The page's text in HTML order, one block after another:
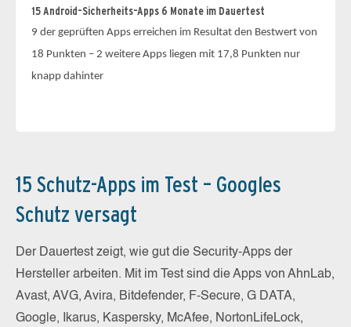
15 Android-Sicherheits-Apps 6 Monate im Dauertest
9 der geprüften Apps erreichen im Resultat den Bestwert von
18 Punkten – 2 weitere Apps liegen mit 17,8 Punkten nur
knapp dahinter
15 Schutz-Apps im Test – Googles
Schutz versagt
Der Dauertest zeigt, wie gut die Security-Apps der
Hersteller arbeiten. Mit im Test sind die Apps von AhnLab,
Avast, AVG, Avira, Bitdefender, F-Secure, G DATA,
Google, Ikarus, Kaspersky, McAfee, NortonLifeLock,